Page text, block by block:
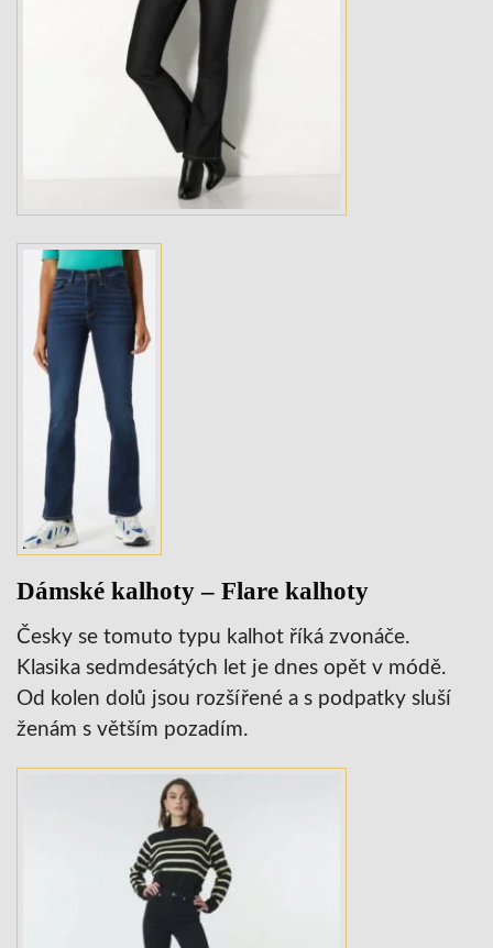
Dámské kalhoty – Flare kalhoty
Česky se tomuto typu kalhot říká zvonáče.
Klasika sedmdesátých let je dnes opět v módě.
Od kolen dolů jsou rozšířené a s podpatky sluší
ženám s větším pozadím.